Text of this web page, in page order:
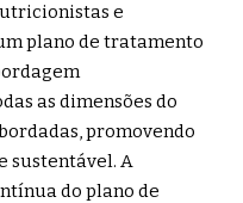
e
plano de tratamento
as dimensões do
promovendo
sustentável. A
do plano de